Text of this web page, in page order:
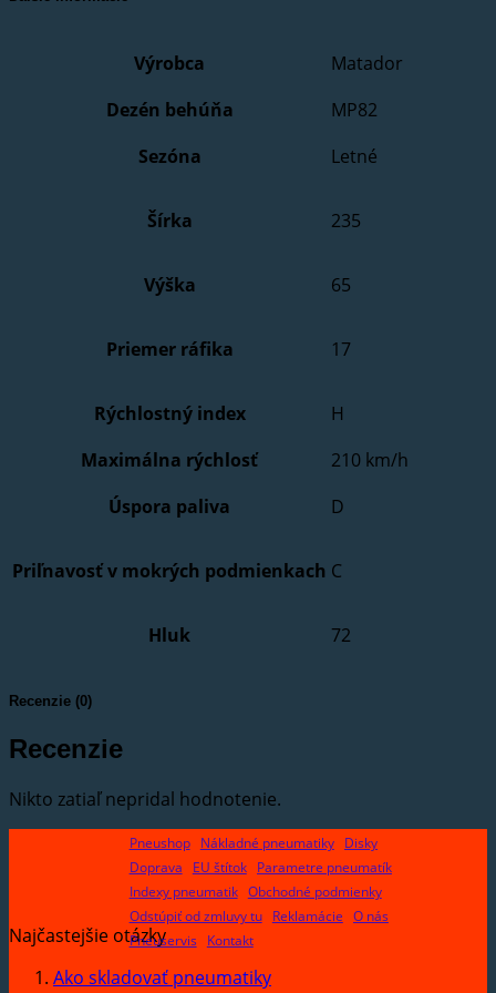
Výrobca
Matador
Dezén behúňa
MP82
Sezóna
Letné
Šírka 235
Výška 65
Priemer ráfika 17
Rýchlostný index
H
Maximálna rýchlosť
210 km/h
Úspora paliva
D
Priľnavosť v mokrých podmienkach C
Hluk 72
Recenzie (0)
Recenzie
Nikto zatiaľ nepridal hodnotenie.
Pneushop Nákladné pneumatiky
Disky
Doprava
EU štítok
Parametre pneumatík
Indexy pneumatik Obchodné podmienky
Odstúpiť od zmluvy tu
Reklamácie O nás
Pneuservis
Kontakt
Najčastejšie otázky
Ako skladovať pneumatiky